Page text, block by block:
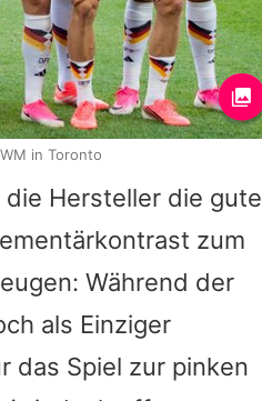
Hersteller die gute
zum
Während der
als Einziger
das Spiel zur pinken
in Toronto